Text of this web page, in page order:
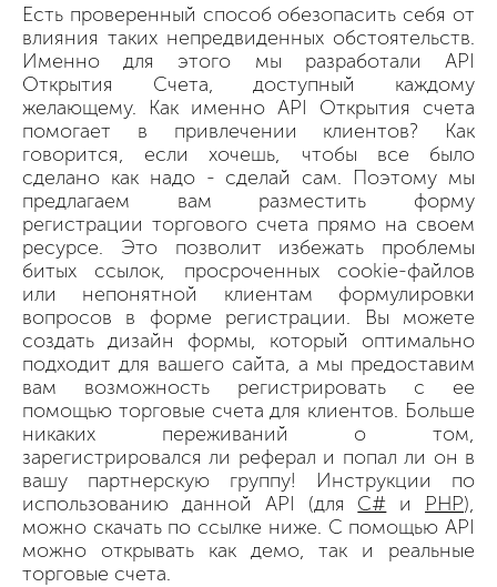
Есть проверенный способ обезопасить себя от
влияния таких непредвиденных обстоятельств.
Именно для этого мы разработали API
Открытия Счета, доступный каждому
желающему. Как именно API Открытия счета
помогает в привлечении клиентов? Как
говорится, если хочешь, чтобы все было
сделано как надо - сделай сам. Поэтому мы
предлагаем вам разместить форму
регистрации торгового счета прямо на своем
ресурсе. Это позволит избежать проблемы
битых ссылок, просроченных cookie-файлов
или непонятной клиентам формулировки
вопросов в форме регистрации. Вы можете
создать дизайн формы, который оптимально
подходит для вашего сайта, а мы предоставим
вам возможность регистрировать с ее
помощью торговые счета для клиентов. Больше
никаких переживаний о том,
зарегистрировался ли реферал и попал ли он в
вашу партнерскую группу! Инструкции по
использованию данной API (для C# и PHP),
можно скачать по ссылке ниже. С помощью API
можно открывать как демо, так и реальные
торговые счета.